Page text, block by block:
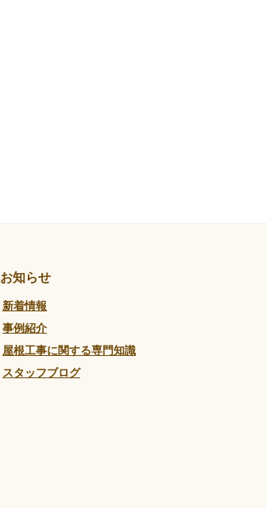
お知らせ
新着情報
事例紹介
屋根工事に関する専門知識
スタッフブログ